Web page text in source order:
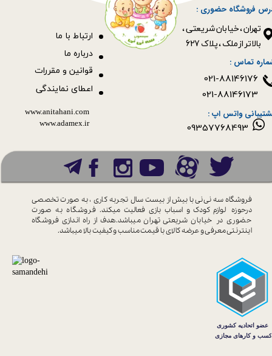
فروشگاه حضوری :
​​​​​​​تهران ، خیابان شریعتی ،
بالاتر از ملک ، پلاک 627​​​​​​​
قوانین و مقررات
ارتباط با ما
09357768493
درباره ما
اعطای نمایندگی
www.anitahani.com
www.ada​​​​​​​mex.ir
فروشگاه سه نی نی با بیش از بیست سال تجربه کاری ، به صورت تخصصی
درحوزه لوازم کودک و اسباب بازی فعالیت میکند. فروشگاه به صورت
حضوری در خیابان شریعتی تهران میباشد.هدف از راه اندازی فروشگاه
اینترنتی معرفی و عرضه کالای باقیمت مناسب و کیفیت بالا میباشد.
تماس :
واتس اپ :